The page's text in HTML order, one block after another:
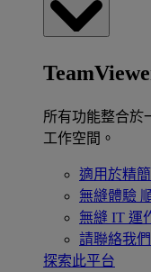
所有功能整合於
工作空間。
適用於精
無縫體驗
無縫 IT 運
請聯絡我
探索此平台